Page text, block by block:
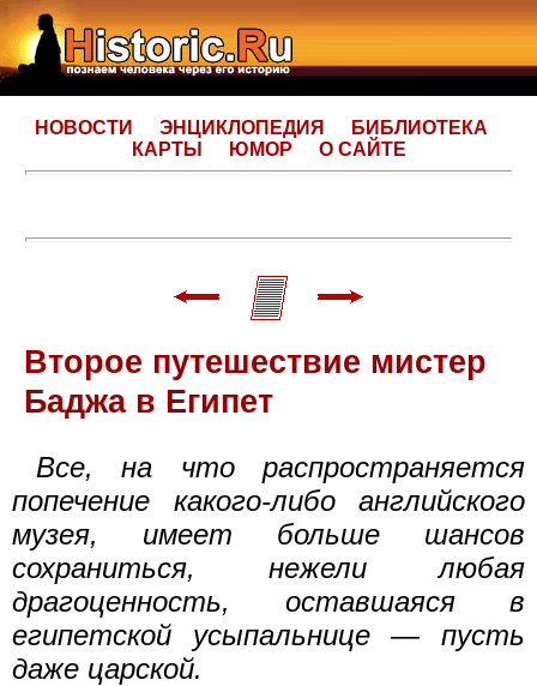
НОВОСТИ ЭНЦИКЛОПЕДИЯ
БИБЛИОТЕКА
КАРТЫ
ЮМОР О САЙТЕ
Второе путешествие мистер
Баджа в Египет
Все, на что распространяется
попечение какого-либо английского
музея, имеет больше шансов
сохраниться, нежели любая
драгоценность, оставшаяся в
египетской усыпальнице — пусть
даже царской.